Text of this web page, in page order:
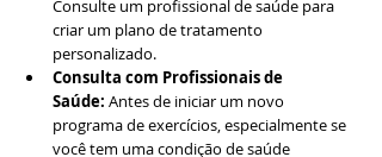
Consulte um profissional de saúde para
criar um plano de tratamento
personalizado.
Consulta com Profissionais de
Saúde: Antes de iniciar um novo
programa de exercícios, especialmente se
você tem uma condição de saúde